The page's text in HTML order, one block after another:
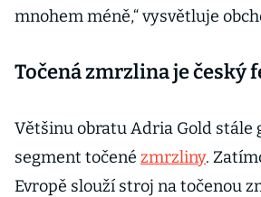
mnohem méně,“ vysvětluje
Točená zmrzlina je český
Většinu obratu Adria Gold stále
segment točené zmrzliny.
Evropě slouží stroj na točenou